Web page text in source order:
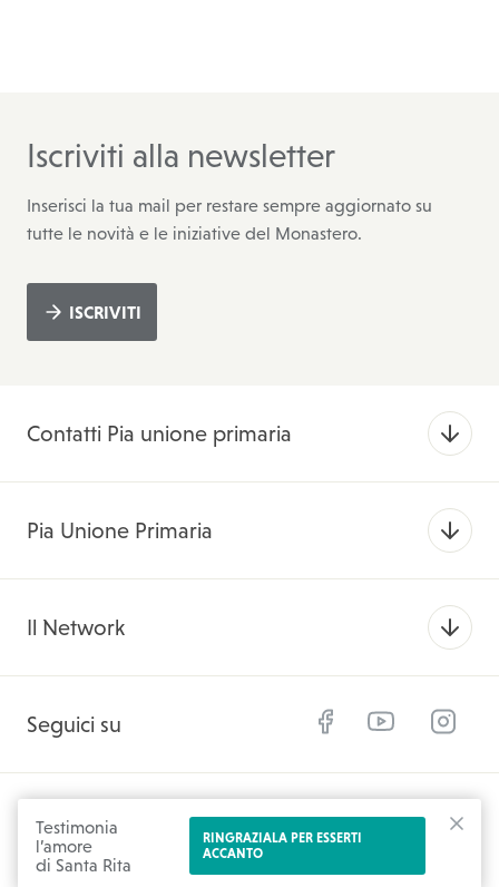
Testimonia
l’amore
di Santa Rita
RINGRAZIALA PER ESSERTI
ACCANTO
Iscriviti alla newsletter
Inserisci la tua mail per restare sempre aggiornato su
tutte le novità e le iniziative del Monastero.
ISCRIVITI
Contatti Pia unione primaria
Pia Unione Primaria
Il Network
Seguici su
© 2026 SantaRitadaCascia.org
Privacy Policy Cookie Policy